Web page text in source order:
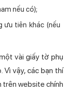
nếu có);
ưu tiên khác (nếu
vài giấy tờ phụ
Vì vậy, các bạn thí
trên website chính